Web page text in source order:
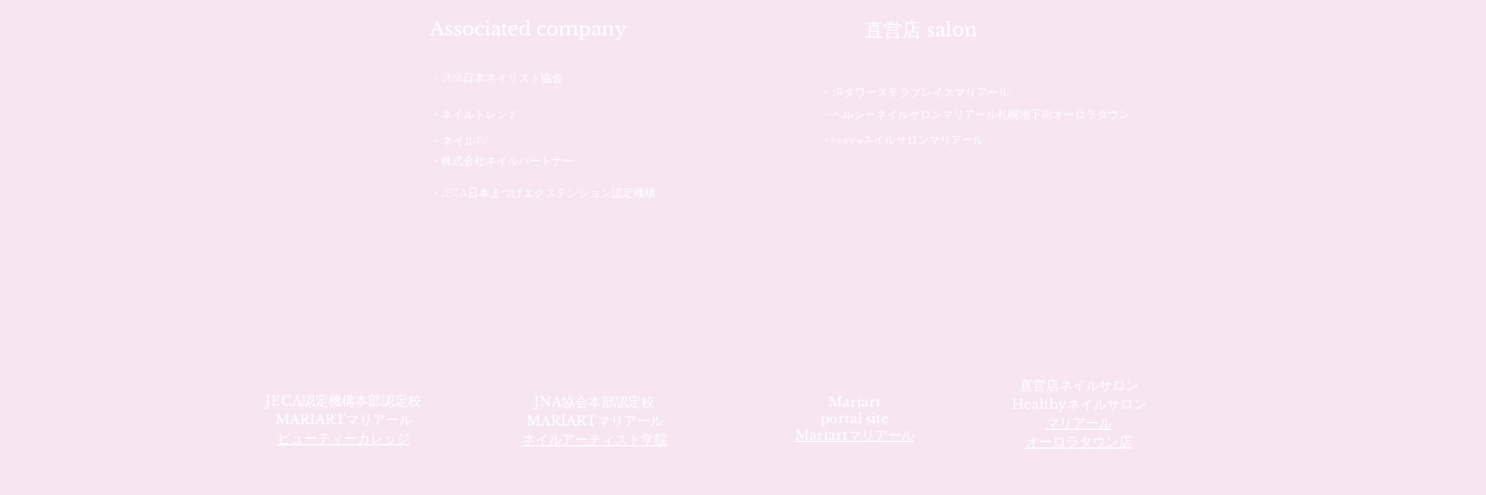
Associated company 直営店 salon
・株式会社ネイルパートナー
・JECA日本まつげエクステンション認定機構
JECA認定機構本部認定校
MARIARTマリアール
ビューティーカレッジ
JNA協会本部認定校
MARIARTマリアール
ネイルアーティスト学院
Mariart
portal site
Mariartマリアール
直営店ネイルサロン
Healthyネイルサロン
マリアール
​オーロラタウン店